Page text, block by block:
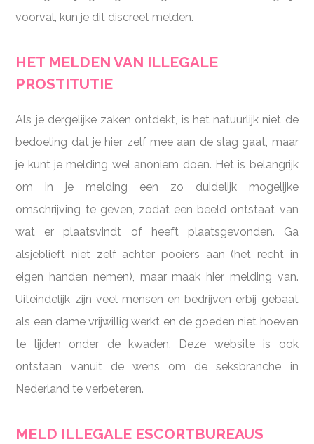
voorval, kun je dit discreet melden.
HET MELDEN VAN ILLEGALE
PROSTITUTIE
Als je dergelijke zaken ontdekt, is het natuurlijk niet de
bedoeling dat je hier zelf mee aan de slag gaat, maar
je kunt je melding wel anoniem doen. Het is belangrijk
om in je melding een zo duidelijk mogelijke
omschrijving te geven, zodat een beeld ontstaat van
wat er plaatsvindt of heeft plaatsgevonden. Ga
alsjeblieft niet zelf achter pooiers aan (het recht in
eigen handen nemen), maar maak hier melding van.
Uiteindelijk zijn veel mensen en bedrijven erbij gebaat
als een dame vrijwillig werkt en de goeden niet hoeven
te lijden onder de kwaden. Deze website is ook
ontstaan vanuit de wens om de seksbranche in
Nederland te verbeteren.
MELD ILLEGALE ESCORTBUREAUS